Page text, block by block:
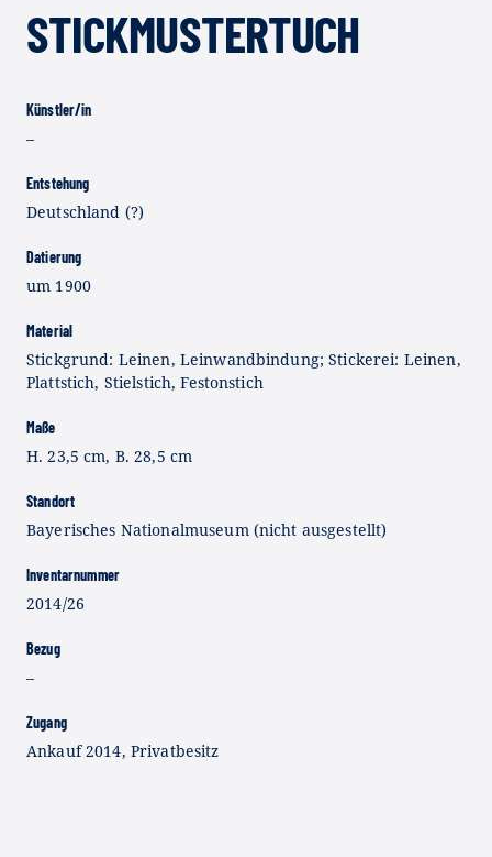
STICKMUSTERTUCH
Künstler/in
–
Entstehung
Deutschland (?)
Datierung
um 1900
Material
Stickgrund: Leinen, Leinwandbindung; Stickerei: Leinen,
Plattstich, Stielstich, Festonstich
Maße
H. 23,5 cm, B. 28,5 cm
Standort
Bayerisches Nationalmuseum (nicht ausgestellt)
Inventarnummer
2014/26
Bezug
–
Zugang
Ankauf 2014, Privatbesitz